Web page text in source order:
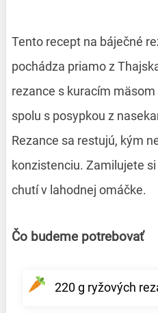
Tento recept na báječné
pochádza priamo z
rezance s kuracím
spolu s posypkou z
Rezance sa restujú, kým
konzistenciu. Zamilujete
chutí v lahodnej omáčke.
Čo budeme potrebovať
220 g ryžových